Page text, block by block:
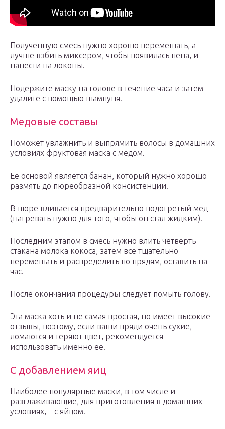
Полученную смесь нужно хорошо перемешать, а
лучше взбить миксером, чтобы появилась пена, и
нанести на локоны.
Подержите маску на голове в течение часа и затем
удалите с помощью шампуня.
Медовые составы
Поможет увлажнить и выпрямить волосы в домашних
условиях фруктовая маска с медом.
Ее основой является банан, который нужно хорошо
размять до пюреобразной консистенции.
В пюре вливается предварительно подогретый мед
(нагревать нужно для того, чтобы он стал жидким).
Последним этапом в смесь нужно влить четверть
стакана молока кокоса, затем все тщательно
перемешать и распределить по прядям, оставить на
час.
После окончания процедуры следует помыть голову.
Эта маска хоть и не самая простая, но имеет высокие
отзывы, поэтому, если ваши пряди очень сухие,
ломаются и теряют цвет, рекомендуется
использовать именно ее.
С добавлением яиц
Наиболее популярные маски, в том числе и
разглаживающие, для приготовления в домашних
условиях, – с яйцом.